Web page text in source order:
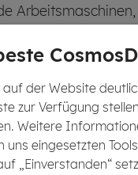
der Website
zur Verfügung
Weitere
eingesetzten
„Einverstanden“
des
mit 17 Jahren
ist